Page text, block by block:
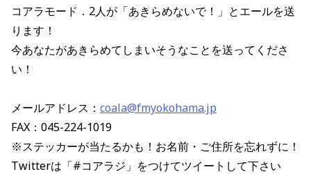
コアラモード．2人が「あきらめないで！」とエールを送
ります！
今あなたがあきらめてしまいそうなことを送ってくださ
い！
メールアドレス： coala@fmyokohama.jp
FAX：045-224-1019
※ステッカーが当たるかも！お名前・ご住所を忘れずに！
Twitterは「#コアラジ」をつけてツイートして下さい